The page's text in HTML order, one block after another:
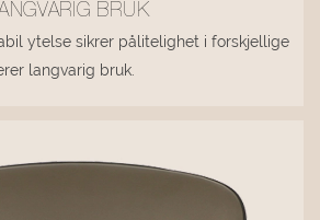
BRUK
ytelse sikrer pålitelighet i forskjellige
langvarig bruk.